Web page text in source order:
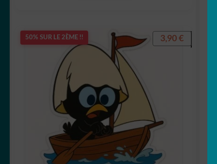
50% SUR LE 2ÈME !! 3,90 €